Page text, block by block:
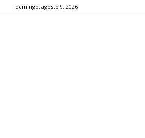
domingo, agosto 9, 2026